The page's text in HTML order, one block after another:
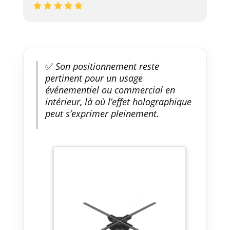
✅Son positionnement reste
pertinent pour un usage
événementiel ou commercial en
intérieur, là où l’effet holographique
peut s’exprimer pleinement.